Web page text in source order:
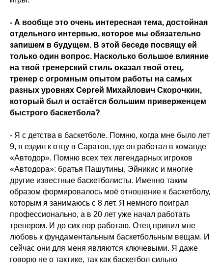
- А вообще это очень интересная тема, достойная
отдельного интервью, которое мы обязательно
запишем в будущем. В этой беседе посвящу ей
только один вопрос. Насколько большое влияние
на твой тренерский стиль оказал твой отец,
тренер с огромным опытом работы на самых
разных уровнях Сергей Михайлович Скорочкин,
который был и остаётся большим приверженцем
быстрого баскетбола?
- Я с детства в баскетболе. Помню, когда мне было лет
9, я ездил к отцу в Саратов, где он работал в команде
«Автодор». Помню всех тех легендарных игроков
«Автодора»: братья Пашутины, Эйникис и многие
другие известные баскетболисты. Именно таким
образом формировалось моё отношение к баскетболу,
которым я занимаюсь с 8 лет. Я немного поиграл
профессионально, а в 20 лет уже начал работать
тренером. И до сих пор работаю. Отец привил мне
любовь к фундаментальным баскетбольным вещам. И
сейчас они для меня являются ключевыми. Я даже
говорю не о тактике, так как баскетбол сильно